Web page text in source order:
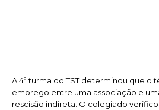
A 4ª turma do TST determinou que o
emprego entre uma associação e
rescisão indireta. O colegiado